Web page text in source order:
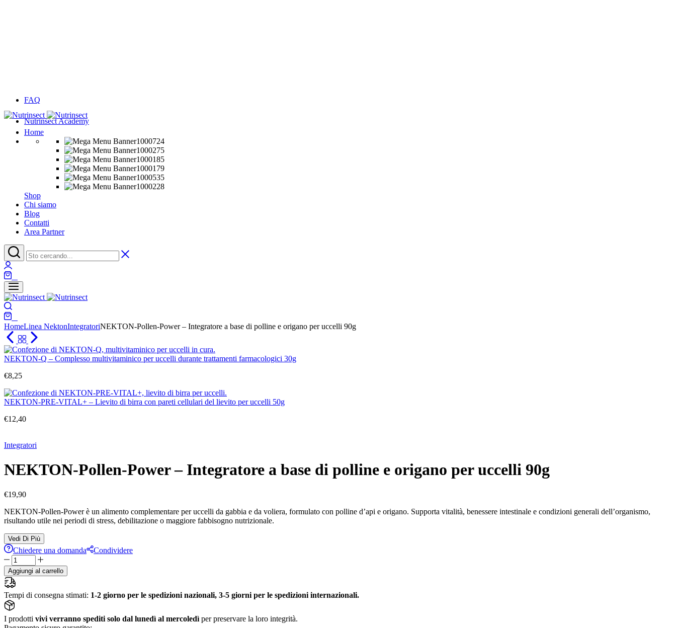
FAQ
Nutrinsect Academy
Nutrinsect
Dove
nutrire Home
Shop
Chi siamo
Blog
Contatti
Area Partner
Carrello
Carrello
HomeLinea NektonIntegratoriNEKTON-Pollen-Power – Integratore a base di polline e origano per uccelli 90g
NEKTON-Q – Complesso multivitaminico per uccelli durante trattamenti farmacologici 30g
€8,25
NEKTON-PRE-VITAL+ – Lievito di birra con pareti cellulari del lievito per uccelli 50g
€12,40
Integratori
NEKTON-Pollen-Power – Integratore a base di polline e origano per uccelli 90g
€19,90
NEKTON-Pollen-Power è un alimento complementare per uccelli da gabbia e da voliera, formulato con polline d’api e origano. Supporta vitalità, benessere intestinale e condizioni generali dell’organismo,
risultando utile nei periodi di stress, debilitazione o maggiore fabbisogno nutrizionale.
Vedi Di Più
Chiedere una domanda
Condividere
NEKTON-
Pollen-
Power
–
Integratore
a
base
di
Aggiungi al carrello
Tempi di consegna stimati: 1-2 giorno per le spedizioni nazionali, 3-5 giorni per le spedizioni internazionali.
I prodotti vivi verranno spediti solo dal lunedì al mercoledì per preservare la loro integrità.